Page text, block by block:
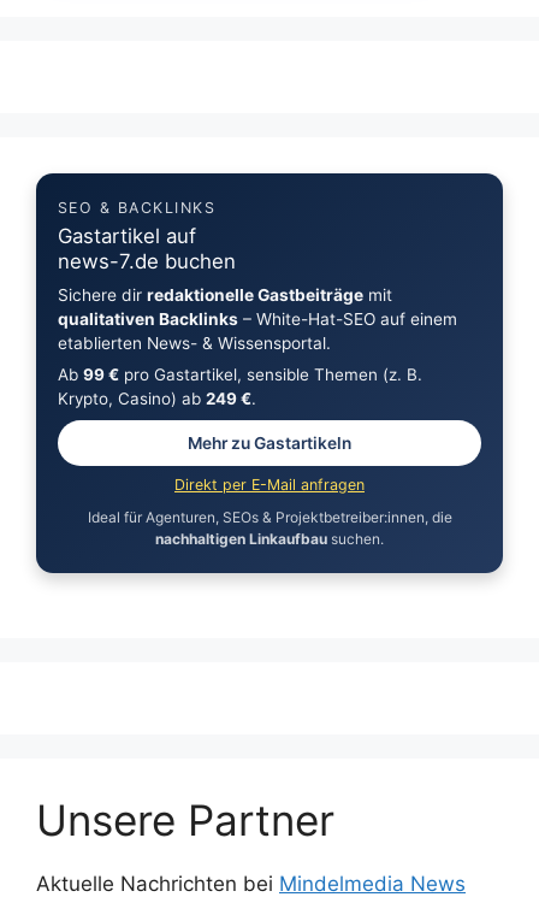
SEO & BACKLINKS
Gastartikel auf
news-7.de buchen
Sichere dir redaktionelle Gastbeiträgemit
qualitativen Backlinks– White-Hat-SEO auf einem
etablierten News- & Wissensportal.
Ab 99 €pro Gastartikel, sensible Themen (z. B.
Krypto, Casino) ab 249 €.
Mehr zu Gastartikeln
Direkt per E-Mail anfragen
Ideal für Agenturen, SEOs & Projektbetreiber:innen, die
nachhaltigen Linkaufbau suchen.
Unsere Partner
Aktuelle Nachrichten bei Mindelmedia News